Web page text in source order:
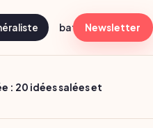
batch cooking
Newsletter
: 20 idées salées et